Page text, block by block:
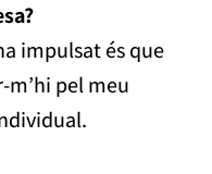
impulsat és que
m’hi pel meu